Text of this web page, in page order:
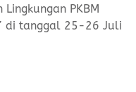
PKBM
di tanggal 25-26 Juli